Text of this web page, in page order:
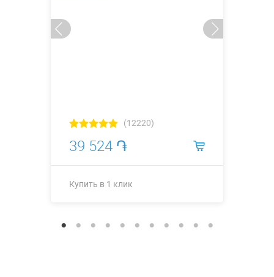
(12220)
39 524 ֏
Купить в 1 клик